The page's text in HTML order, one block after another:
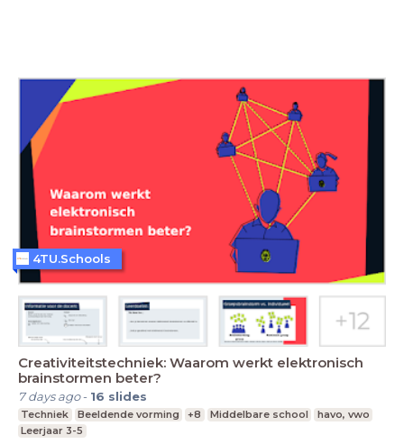
Creativiteitstechniek: Waarom werkt elektronisch
brainstormen beter?
7 days ago- 16 slides
Techniek Beeldende vorming +8 Middelbare school
havo, vwo
Leerjaar 3-5
4TU.Schools